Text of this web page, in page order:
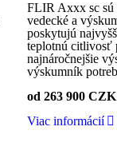
FLIR Axxx sc sú
vedecké a
poskytujú
teplotnú citlivosť
najnáročnejšie
výskumník
od 263 900 CZK
Viac informácií